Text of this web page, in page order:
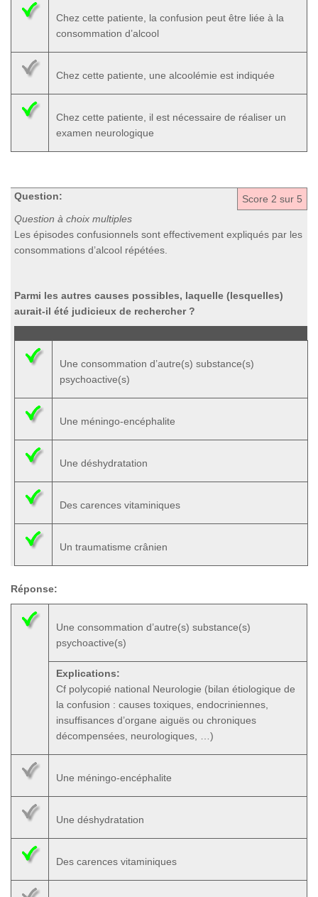
Chez cette patiente, la confusion peut être liée à la
consommation d’alcool
Chez cette patiente, une alcoolémie est indiquée
Chez cette patiente, il est nécessaire de réaliser un
examen neurologique
Score 2 sur 5
Question:
Question à choix multiples
Les épisodes confusionnels sont effectivement expliqués par les
consommations d’alcool répétées.
Parmi les autres causes possibles, laquelle (lesquelles)
aurait-il été judicieux de rechercher ?
Une consommation d’autre(s) substance(s)
psychoactive(s)
Une méningo-encéphalite
Une déshydratation
Des carences vitaminiques
Un traumatisme crânien
Réponse:
Une consommation d’autre(s) substance(s)
psychoactive(s)
Explications:
Cf polycopié national Neurologie (bilan étiologique de
la confusion : causes toxiques, endocriniennes,
insuffisances d’organe aiguës ou chroniques
décompensées, neurologiques, …)
Une méningo-encéphalite
Une déshydratation
Des carences vitaminiques